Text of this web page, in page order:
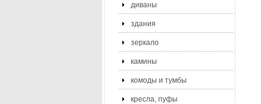
диваны
здания
зеркало
камины
комоды и тумбы
кресла, пуфы